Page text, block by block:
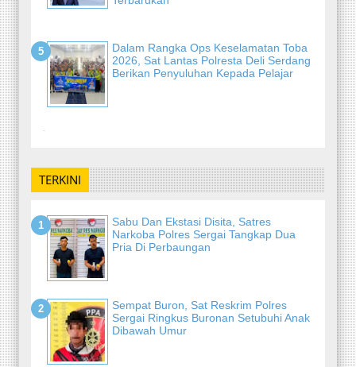
Dalam Rangka Ops Keselamatan Toba
2026, Sat Lantas Polresta Deli Serdang
Berikan Penyuluhan Kepada Pelajar
-
TERKINI
Sabu Dan Ekstasi Disita, Satres
Narkoba Polres Sergai Tangkap Dua
Pria Di Perbaungan
Sempat Buron, Sat Reskrim Polres
Sergai Ringkus Buronan Setubuhi Anak
Dibawah Umur